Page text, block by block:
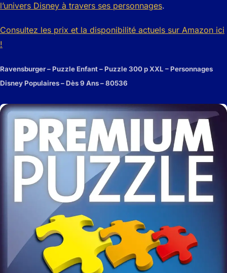
l’univers Disney à travers ses personnages.
Consultez les prix et la disponibilité actuels sur Amazon ici
!
Ravensburger – Puzzle Enfant – Puzzle 300 p XXL – Personnages
Disney Populaires – Dès 9 Ans – 80536